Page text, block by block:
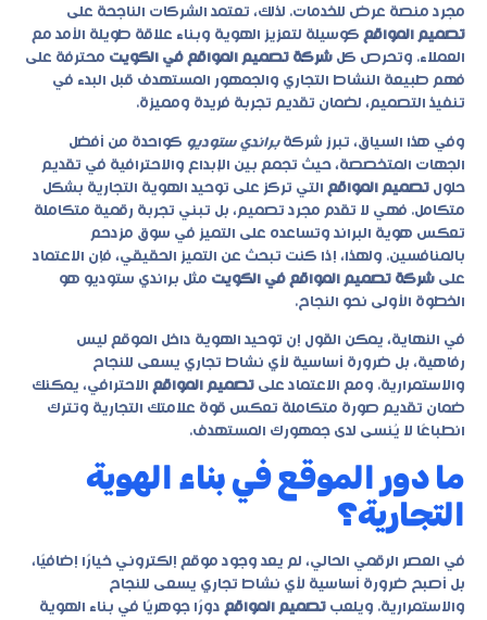
مجرد منصة عرض للخدمات. لذلك، تعتمد الشركات الناجحة على
تصميم المواقع كوسيلة لتعزيز الهوية وبناء علاقة طويلة الأمد مع
العملاء. وتحرص كل شركة تصميم المواقع في الكويت محترفة على
فهم طبيعة النشاط التجاري والجمهور المستهدف قبل البدء في
تنفيذ التصميم، لضمان تقديم تجربة فريدة ومميزة.
وفي هذا السياق، تبرز شركةبراندي ستوديو كواحدة من أفضل
الجهات المتخصصة، حيث تجمع بين الإبداع والاحترافية في تقديم
حلول تصميم المواقع التي تركز على توحيد الهوية التجارية بشكل
متكامل. فهي لا تقدم مجرد تصميم، بل تبني تجربة رقمية متكاملة
تعكس هوية البراند وتساعده على التميز في سوق مزدحم
بالمنافسين. ولهذا، إذا كنت تبحث عن التميز الحقيقي، فإن الاعتماد
على شركة تصميم المواقع في الكويت مثل براندي ستوديو هو
الخطوة الأولى نحو النجاح.
في النهاية، يمكن القول إن توحيد الهوية داخل الموقع ليس
رفاهية، بل ضرورة أساسية لأي نشاط تجاري يسعى للنجاح
والاستمرارية. ومع الاعتماد على تصميم المواقع الاحترافي، يمكنك
ضمان تقديم صورة متكاملة تعكس قوة علامتك التجارية وتترك
انطباعًا لا يُنسى لدى جمهورك المستهدف.
ما دور الموقع في بناء الهوية
التجارية؟
في العصر الرقمي الحالي، لم يعد وجود موقع إلكتروني خيارًا إضافيًا،
بل أصبح ضرورة أساسية لأي نشاط تجاري يسعى للنجاح
والاستمرارية. ويلعب تصميم المواقع دورًا جوهريًا في بناء الهوية